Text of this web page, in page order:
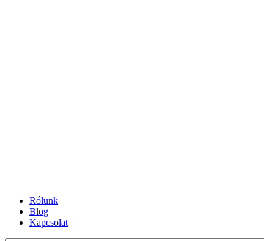
Rólunk
Blog
Kapcsolat